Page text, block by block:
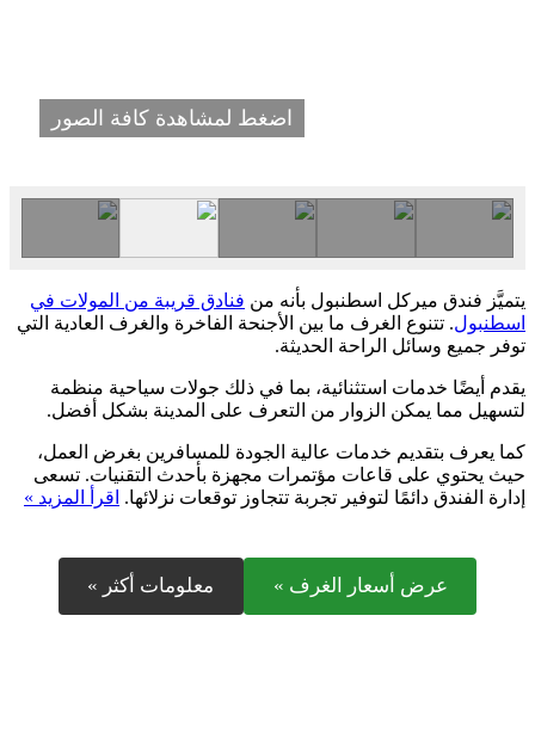
اضغط لمشاهدة كافة الصور
يتميَّز فندق ميركل اسطنبول بأنه من فنادق قريبة من المولات في
اسطنبول. تتنوع الغرف ما بين الأجنحة الفاخرة والغرف العادية التي
توفر جميع وسائل الراحة الحديثة.
يقدم أيضًا خدمات استثنائية، بما في ذلك جولات سياحية منظمة
لتسهيل مما يمكن الزوار من التعرف على المدينة بشكل أفضل.
كما يعرف بتقديم خدمات عالية الجودة للمسافرين بغرض العمل،
حيث يحتوي على قاعات مؤتمرات مجهزة بأحدث التقنيات. تسعى
إدارة الفندق دائمًا لتوفير تجربة تتجاوز توقعات نزلائها. اقرأ المزيد »
عرض أسعار الغرف » معلومات أكثر »